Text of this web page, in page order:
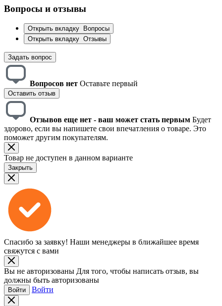
Вопросы и отзывы
Открыть вкладку
Вопросы
Открыть вкладку Отзывы
Задать вопрос
Вопросов нет Оставьте первый
Оставить отзыв
Отзывов еще нет - ваш может стать первым Будет
здорово, если вы напишете свои впечатления о товаре. Это
поможет другим покупателям.
Товар не доступен в данном варианте
Закрыть
Спасибо за заявку! Наши менеджеры в ближайшее время
свяжутся с вами
Вы не авторизованы Для того, чтобы написать отзыв, вы
должны быть авторизованы
Войти Войти